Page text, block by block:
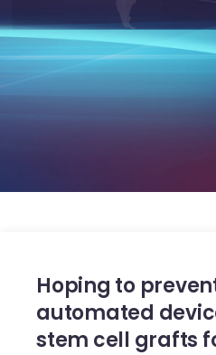
Hoping to
automated
stem cell grafts